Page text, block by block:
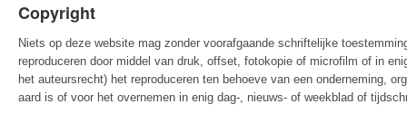
Copyright
Niets op deze website mag zonder voorafgaande schriftelijke
reproduceren door middel van druk, offset, fotokopie of microfilm of in
het auteursrecht) het reproduceren ten behoeve van een onderneming,
aard is of voor het overnemen in enig dag-, nieuws- of weekblad of